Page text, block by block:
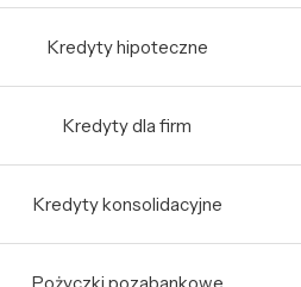
Kredyty hipoteczne
Kredyty dla firm
Kredyty konsolidacyjne